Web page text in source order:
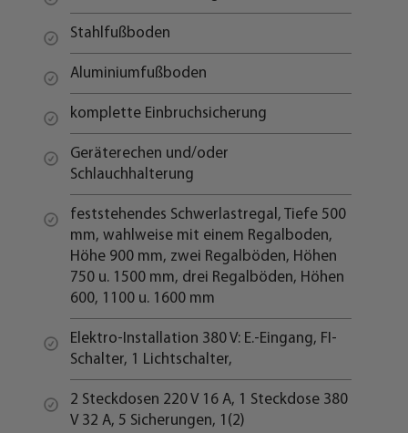
Stahlfußboden
Aluminiumfußboden
komplette Einbruchsicherung
Geräterechen und/oder
Schlauchhalterung
feststehendes Schwerlastregal, Tiefe 500
mm, wahlweise mit einem Regalboden,
Höhe 900 mm, zwei Regalböden, Höhen
750 u. 1500 mm, drei Regalböden, Höhen
600, 1100 u. 1600 mm
Elektro-Installation 380 V: E.-Eingang, FI-
Schalter, 1 Lichtschalter,
2 Steckdosen 220 V 16 A, 1 Steckdose 380
V 32 A, 5 Sicherungen, 1(2)